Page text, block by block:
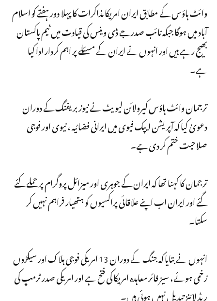
وائٹ ہاؤس کے مطابق ایران امریکا مذاکرات کا پہلا دور ہفتے کو اسلام
آباد میں ہوگا جبکہ نائب صدرجے ڈی وینس کی قیادت میں ٹیم پاکستان
بھیج رہے ہیں اور انہوں نے ایران کے مسئلے پر اہم کردار ادا کیا
ہے۔
ترجمان وائٹ ہاؤس کیرولائن لیویٹ نے نیوز بریفنگ کے دوران
دعویٰ کیا کہ آپریشن ایپک فیوی میں ایرانی فضائیہ ، نیوی اور فوجی
صلاحیت ختم کر دی ہے۔
ترجمان کا کہنا تھا کہ ایران کے جوہری اور میزائل پروگرام پر حملے کئے
گئے اور ایران اب اپنے علاقائی پراکسیوں کو ہتھیار فراہم نہیں کر
سکتا۔
انہوں نے بتایا کہ جنگ کے دوران 13 امریکی فوجی ہلاک اور سیکڑوں
زخمی ہوئے، سیز فائر معاہدہ امریکا کی فتح ہے اور امریکی صدر ٹرمپ کی
ریڈ لائنز تبدیل نہیں ہوئی ہیں۔